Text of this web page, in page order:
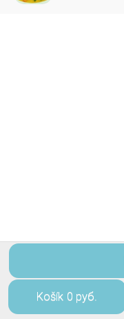
Košík 0 руб.